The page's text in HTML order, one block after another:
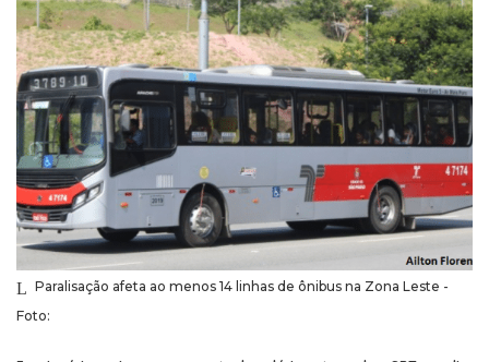
Paralisação afeta ao menos 14 linhas de ônibus na Zona Leste -
Foto: